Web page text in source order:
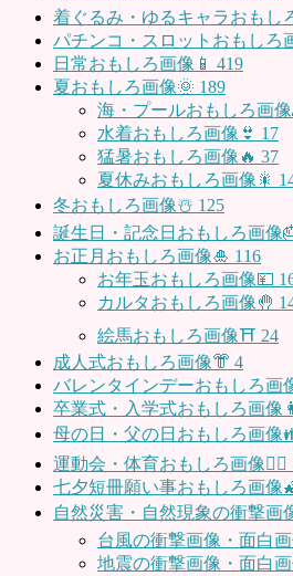
着ぐるみ・ゆるキャラおもし
パチンコ・スロットおもしろ
日常おもしろ画像📱 419
夏おもしろ画像🌞 189
海・プールおもしろ画
水着おもしろ画像👙 17
猛暑おもしろ画像🔥 37
夏休みおもしろ画像🎇
冬おもしろ画像☃️ 125
誕生日・記念日おもしろ画像
お正月おもしろ画像🎍 116
お年玉おもしろ画像💴
カルタおもしろ画像🤚
絵馬おもしろ画像⛩ 24
成人式おもしろ画像👘 4
バレンタインデーおもしろ画
卒業式・入学式おもしろ画像
母の日・父の日おもしろ画像
運動会・体育おもしろ画像🤸‍♂️
七夕短冊願い事おもしろ画像
自然災害・自然現象の衝撃
台風の衝撃画像・面白画
地震の衝撃画像・面白